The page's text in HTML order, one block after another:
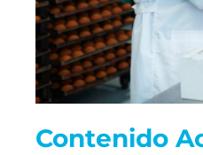
Contenido